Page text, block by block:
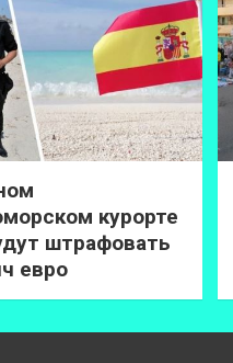
курорте
штрафовать
евро